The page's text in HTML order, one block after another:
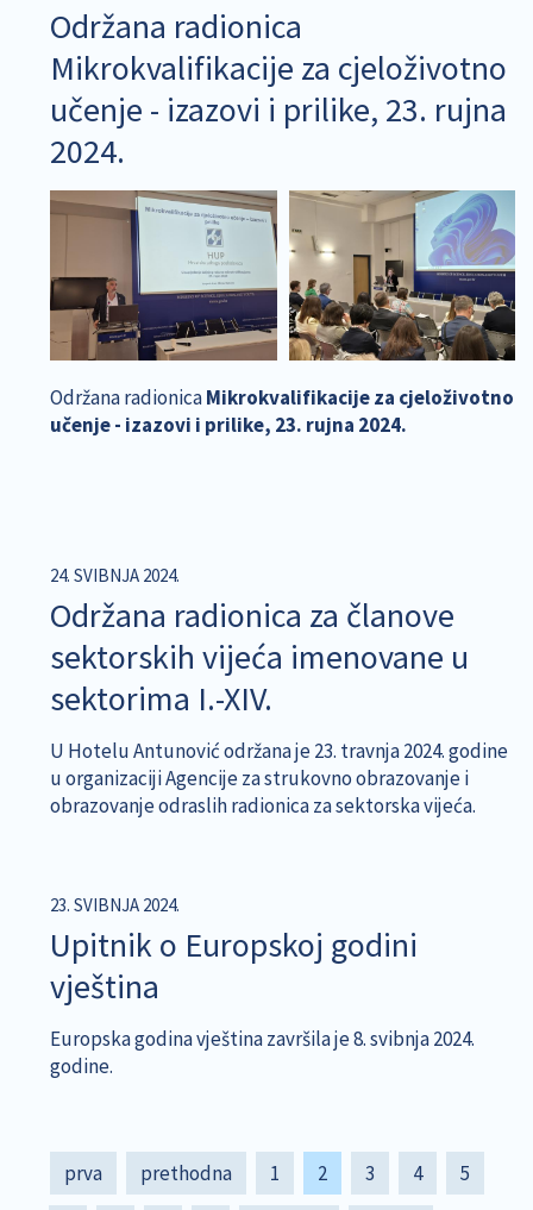
Održana radionica
Mikrokvalifikacije za cjeloživotno
učenje - izazovi i prilike, 23. rujna
2024.
Održana radionicaMikrokvalifikacije za cjeloživotno
učenje - izazovi i prilike, 23. rujna 2024.
24. SVIBNJA 2024.
Održana radionica za članove
sektorskih vijeća imenovane u
sektorima I.-XIV.
U Hotelu Antunović održana je 23. travnja 2024. godine
u organizaciji Agencije za strukovno obrazovanje i
obrazovanje odraslih radionica za sektorska vijeća.
23. SVIBNJA 2024.
Upitnik o Europskoj godini
vještina
Europska godina vještina završila je 8. svibnja 2024.
godine.
Pagination
First
page
prva
Previous
page
prethodna Page
1
Current
page
2 Page
3 Page
4 Page
5